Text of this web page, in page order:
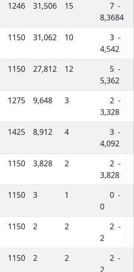
1246 31,506 15
7 -
8,3684
1150 31,062 10
3 -
4,542
1150 27,812 12
5 -
5,362
1275 9,648 3
2 -
3,328
1425 8,912 4
3 -
4,092
1150 3,828 2
2 -
3,828
1150 3 1
0 -
0
1150 2 2
2 -
2
1150 2 2
2 -
2